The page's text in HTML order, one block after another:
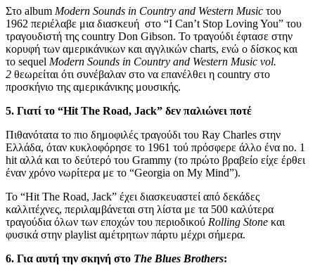
Στο album Modern Sounds in Country and Western Music του
1962 περιέλαβε μια διασκευή στo “I Can’t Stop Loving You” του
τραγουδιστή της country Don Gibson. Το τραγούδι έφτασε στην
κορυφή των αμερικάνικων και αγγλικών charts, ενώ ο δίσκος και
το sequel Modern Sounds in Country and Western Music vol.
2 θεωρείται ότι συνέβαλαν στο να επανέλθει η country στο
προσκήνιο της αμερικάνικης μουσικής.
5. Γιατί το “Hit The Road, Jack” δεν παλιώνει ποτέ
Πιθανότατα το πιο δημοφιλές τραγούδι του Ray Charles στην
Ελλάδα, όταν κυκλοφόρησε το 1961 τού πρόσφερε άλλο ένα no. 1
hit αλλά και το δεύτερό του Grammy (το πρώτο βραβείο είχε έρθει
έναν χρόνο νωρίτερα με το “Georgia on My Mind”).
Το “Hit The Road, Jack” έχει διασκευαστεί από δεκάδες
καλλιτέχνες, περιλαμβάνεται στη λίστα με τα 500 καλύτερα
τραγούδια όλων των εποχών του περιοδικού Rolling Stone και
φυσικά στην playlist αμέτρητων πάρτυ μέχρι σήμερα.
6. Για αυτή την σκηνή στο The Blues Brothers: